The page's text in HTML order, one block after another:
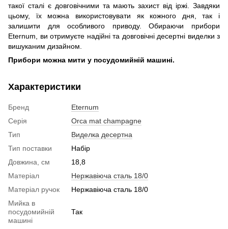
такої сталі є довговічними та мають захист від іржі. Завдяки
цьому, їх можна використовувати як кожного дня, так і
залишити для особливого приводу. Обираючи прибори
Eternum, ви отримуєте надійні та довговічні десертні виделки з
вишуканим дизайном.
Прибори можна мити у посудомийній машині.
Характеристики
Бренд
Eternum
Серія
Orca mat champagne
Тип
Виделка десертна
Тип поставки
Набір
Довжина, см
18,8
Матеріал
Нержавіюча сталь 18/0
Матеріал ручок
Нержавіюча сталь 18/0
Мийка в
посудомийній
машині
Так